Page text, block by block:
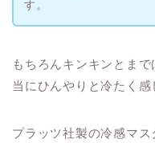
す。
もちろんキンキンとま
当にひんやりと冷たく感
プラッツ社製の冷感マ